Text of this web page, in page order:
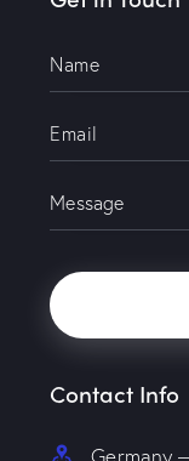
Contact Info